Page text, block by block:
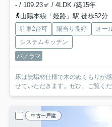
- / 109.23㎡ / 4LDK /築15年
山陽本線「姫路」駅 徒歩52分
駐車2台可 陽当り良好 オー
システムキッチン
パノラマ
床は無垢材仕様で木のぬくもりが
せていただきます。ぜひ、ご覧く
中古一戸建